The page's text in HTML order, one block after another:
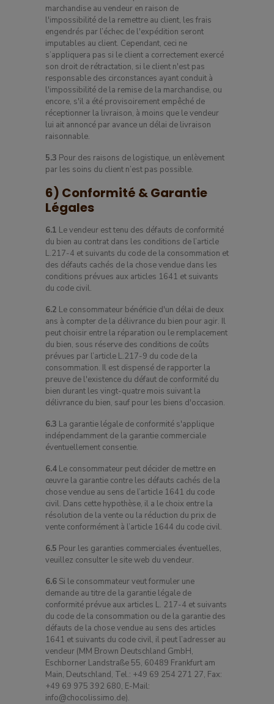
marchandise au vendeur en raison de
l'impossibilité de la remettre au client, les frais
engendrés par l’échec de l'expédition seront
imputables au client. Cependant, ceci ne
s’appliquera pas si le client a correctement exercé
son droit de rétractation, si le client n'est pas
responsable des circonstances ayant conduit à
l'impossibilité de la remise de la marchandise, ou
encore, s'il a été provisoirement empêché de
réceptionner la livraison, à moins que le vendeur
lui ait annoncé par avance un délai de livraison
raisonnable.
5.3 Pour des raisons de logistique, un enlèvement
par les soins du client n’est pas possible.
6) Conformité & Garantie
Légales
6.1 Le vendeur est tenu des défauts de conformité
du bien au contrat dans les conditions de l’article
L.217-4 et suivants du code de la consommation et
des défauts cachés de la chose vendue dans les
conditions prévues aux articles 1641 et suivants
du code civil.
6.2 Le consommateur bénéficie d'un délai de deux
ans à compter de la délivrance du bien pour agir. Il
peut choisir entre la réparation ou le remplacement
du bien, sous réserve des conditions de coûts
prévues par l’article L.217-9 du code de la
consommation. Il est dispensé de rapporter la
preuve de l'existence du défaut de conformité du
bien durant les vingt-quatre mois suivant la
délivrance du bien, sauf pour les biens d'occasion.
6.3 La garantie légale de conformité s'applique
indépendamment de la garantie commerciale
éventuellement consentie.
6.4 Le consommateur peut décider de mettre en
œuvre la garantie contre les défauts cachés de la
chose vendue au sens de l’article 1641 du code
civil. Dans cette hypothèse, il a le choix entre la
résolution de la vente ou la réduction du prix de
vente conformément à l’article 1644 du code civil.
6.5 Pour les garanties commerciales éventuelles,
veuillez consulter le site web du vendeur.
6.6 Si le consommateur veut formuler une
demande au titre de la garantie légale de
conformité prévue aux articles L. 217-4 et suivants
du code de la consommation ou de la garantie des
défauts de la chose vendue au sens des articles
1641 et suivants du code civil, il peut l’adresser au
vendeur (MM Brown Deutschland GmbH,
Eschborner Landstraße 55, 60489 Frankfurt am
Main, Deutschland, Tel.: +49 69 254 271 27, Fax:
+49 69 975 392 680, E-Mail:
info@chocolissimo.de).